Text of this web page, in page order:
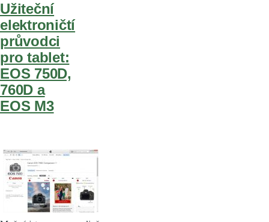
Užiteční
elektroničtí
průvodci
pro tablet:
EOS 750D,
760D a
EOS M3